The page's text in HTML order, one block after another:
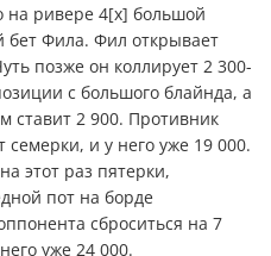
на ривере 4[x] большой
бет Фила. Фил открывает
позже он коллирует 2 300-
с большого блайнда, а
ставит 2 900. Противник
и у него уже 19 000.
этот раз пятерки,
пот на борде
сброситься на 7
уже 24 000.